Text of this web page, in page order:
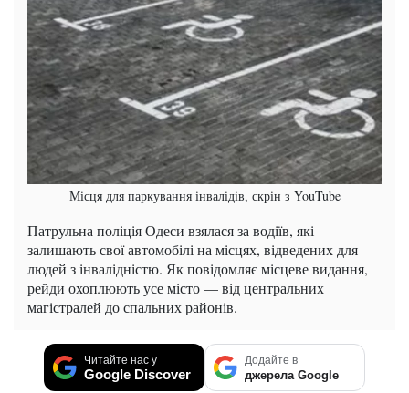
Місця для паркування інвалідів, скрін з YouTube
Патрульна поліція Одеси взялася за водіїв, які
залишають свої автомобілі на місцях, відведених для
людей з інвалідністю. Як повідомляє місцеве видання,
рейди охоплюють усе місто — від центральних
магістралей до спальних районів.
Читайте нас у
Google Discover
Додайте в
джерела Google